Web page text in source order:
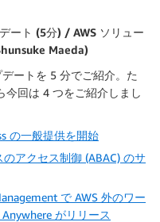
ート (5分) / AWS ソリュー
Maeda)
ートを 5 分でご紹介。た
今回は 4 つをご紹介しまし
の一般提供を開始
アクセス制御 (ABAC) のサ
で AWS 外のワー
がリリース